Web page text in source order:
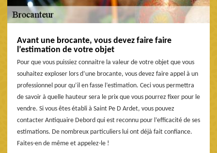
Avant une brocante, vous devez faire faire
l’estimation de votre objet
Pour que vous puissiez connaitre la valeur de votre objet que vous
souhaitez exploser lors d’une brocante, vous devez faire appel à un
professionnel pour qu’il en fasse l’estimation. Ceci vous permettra
de savoir à quelle hauteur sera le prix que vous pourrez fixer pour le
vendre. Si vous êtes établi à Saint Pe D Ardet, vous pouvez
contacter Antiquaire Debord qui est reconnu pour l’efficacité de ses
estimations. De nombreux particuliers lui ont déjà fait confiance.
Faites-en de même et appelez-le !